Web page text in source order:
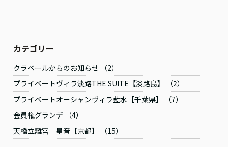
カテゴリー
クラベールからのお知らせ （2）
プライベートヴィラ淡路THE SUITE【淡路島】 （2）
プライベートオーシャンヴィラ藍水【千葉県】 （7）
会員権グランデ （4）
天橋立離宮 星音【京都】 （15）